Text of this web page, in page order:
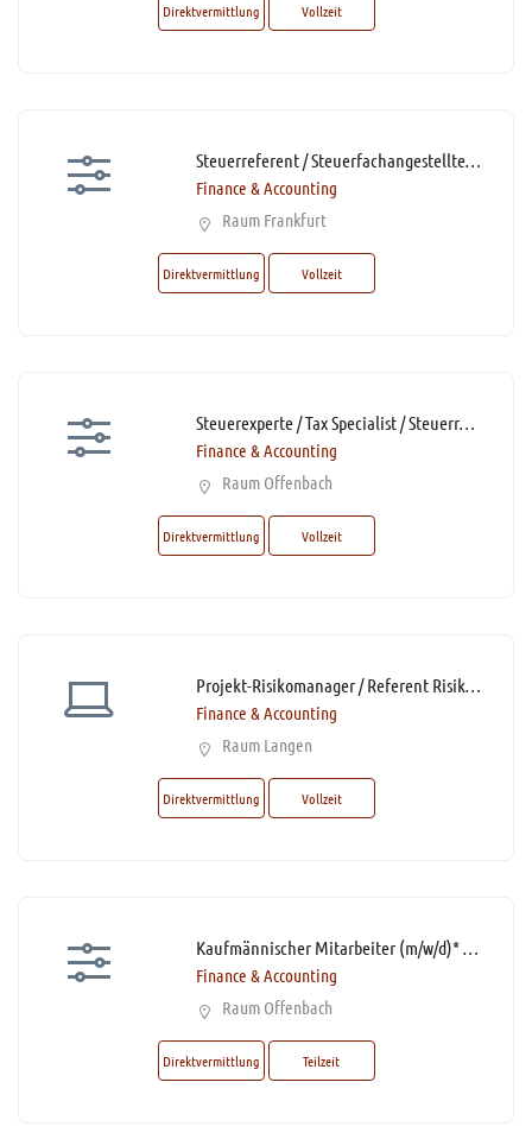
Direktvermittlung Vollzeit
Steuerreferent / Steuerfachangestellter / Steuerfachwirt (m/w/d)* mit Homeoffice-Option
Finance & Accounting
Raum Frankfurt
Direktvermittlung Vollzeit
Steuerexperte / Tax Specialist / Steuerreferent / Steuerfachangestellte (m/w/d)* mit Homeoffice-Option
Finance & Accounting
Raum Offenbach
Direktvermittlung Vollzeit
Projekt-Risikomanager / Referent Risikomanagement (m/w/d)*
Finance & Accounting
Raum Langen
Direktvermittlung Vollzeit
Kaufmännischer Mitarbeiter (m/w/d)* Rechnungswesen mit Schwerpunkt Leistungsabrechnung Teilzeit
Finance & Accounting
Raum Offenbach
Direktvermittlung Teilzeit